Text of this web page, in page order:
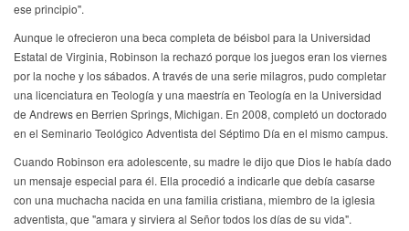
ese principio".
Aunque le ofrecieron una beca completa de béisbol para la Universidad
Estatal de Virginia, Robinson la rechazó porque los juegos eran los viernes
por la noche y los sábados. A través de una serie milagros, pudo completar
una licenciatura en Teología y una maestría en Teología en la Universidad
de Andrews en Berrien Springs, Michigan. En 2008, completó un doctorado
en el Seminario Teológico Adventista del Séptimo Día en el mismo campus.
Cuando Robinson era adolescente, su madre le dijo que Dios le había dado
un mensaje especial para él. Ella procedió a indicarle que debía casarse
con una muchacha nacida en una familia cristiana, miembro de la iglesia
adventista, que "amara y sirviera al Señor todos los días de su vida".